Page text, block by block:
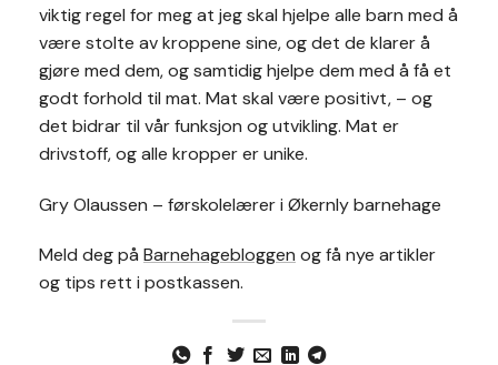
viktig regel for meg at jeg skal hjelpe alle barn med å
være stolte av kroppene sine, og det de klarer å
gjøre med dem, og samtidig hjelpe dem med å få et
godt forhold til mat. Mat skal være positivt, – og
det bidrar til vår funksjon og utvikling. Mat er
drivstoff, og alle kropper er unike.
Gry Olaussen – førskolelærer i Økernly barnehage
Meld deg på Barnehagebloggen og få nye artikler
og tips rett i postkassen.